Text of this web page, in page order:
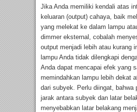
Jika Anda memiliki kendali atas
keluaran (output) cahaya, baik
yang melekat ke dalam lampu
dimmer eksternal, cobalah
output menjadi lebih atau kurang
lampu Anda tidak dilengkapi
Anda dapat mencapai efek yang
memindahkan lampu lebih dekat
dari subyek. Perlu diingat, bahwa
jarak antara subyek dan latar
menyebabkan latar belakang